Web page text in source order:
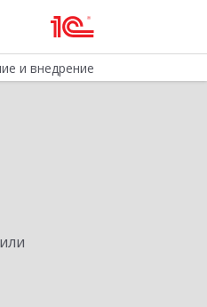
и внедрение